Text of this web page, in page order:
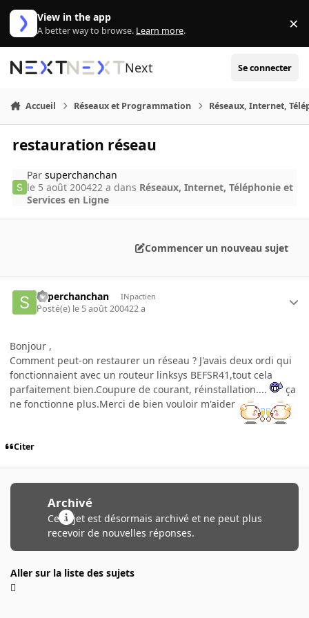
Aller au contenu
View in the app
A better way to browse. Learn more. ×
Next Se connecter
Accueil Réseaux et Programmation Réseaux, Internet,
restauration réseau
Parsuperchanchan
le 5 août 200422 a dans Réseaux, Internet, Téléphonie et
Services en Ligne
Commencer un nouveau sujet
superchanchan INpactien
Posté(e) le 5 août 200422 a
Bonjour ,
Comment peut-on restaurer un réseau ? J'avais deux ordi qui
fonctionnaient avec un routeur linksys BEFSR41,tout cela
parfaitement bien.Coupure de courant, réinstallation....
ça
ne fonctionne plus.Merci de bien vouloir m'aider
Citer
Archivé
Ce sujet est désormais archivé et ne peut plus
recevoir de nouvelles réponses.
Aller sur la liste des sujets